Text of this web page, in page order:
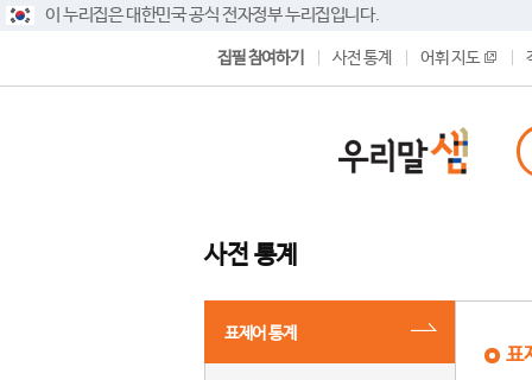
이 누리집은 대한민국 공식 전자정부 누리집입니다.
집필 참여하기 사전 통계 어휘 지도
사전 통계
표제어 통계
표